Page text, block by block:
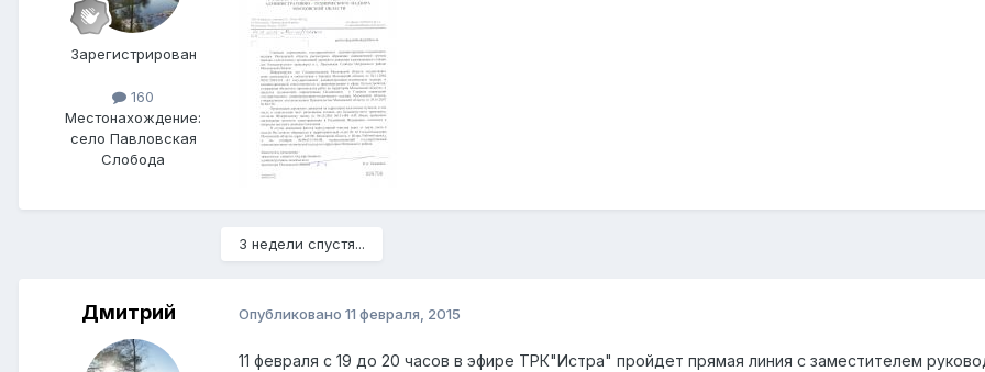
Зарегистрирован
160
Местонахождение:
село Павловская
Слобода
3 недели спустя...
Дмитрий Опубликовано 11 февраля, 2015
11 февраля с 19 до 20 часов в эфире ТРК"Истра" пройдет прямая линия с заместителем